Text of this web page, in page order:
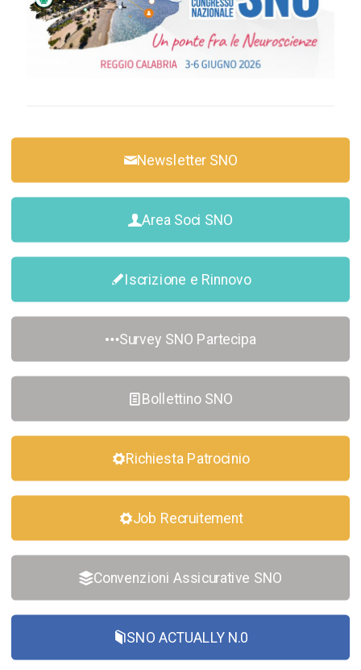
Newsletter SNO
Area Soci SNO
Iscrizione e Rinnovo
Survey SNO Partecipa
Bollettino SNO
Richiesta Patrocinio
Job Recruitement
Convenzioni Assicurative SNO
SNO ACTUALLY N.0